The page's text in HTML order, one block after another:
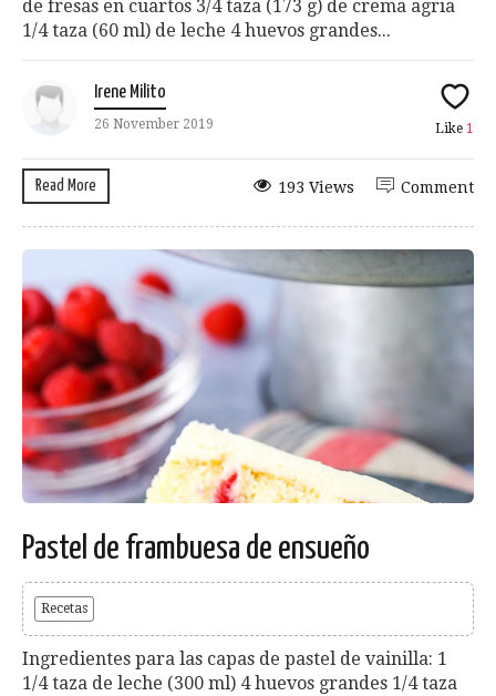
de fresas en cuartos 3/4 taza (173 g) de crema agria
1/4 taza (60 ml) de leche 4 huevos grandes...
Irene Milito
26 November 2019 Like 1
Read More Comment
193 Views
Pastel de frambuesa de ensueño
Recetas
Ingredientes para las capas de pastel de vainilla: 1
1/4 taza de leche (300 ml) 4 huevos grandes 1/4 taza